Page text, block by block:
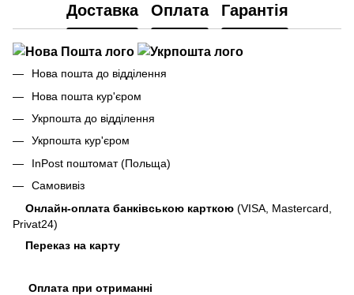
Доставка Оплата Гарантія
Нова пошта до відділення
Нова пошта кур'єром
Укрпошта до відділення
Укрпошта кур'єром
InPost поштомат (Польща)
Самовивіз
Онлайн-оплата банківською карткою (VISA, Mastercard,
Privat24)
Переказ на карту
Оплата при отриманні